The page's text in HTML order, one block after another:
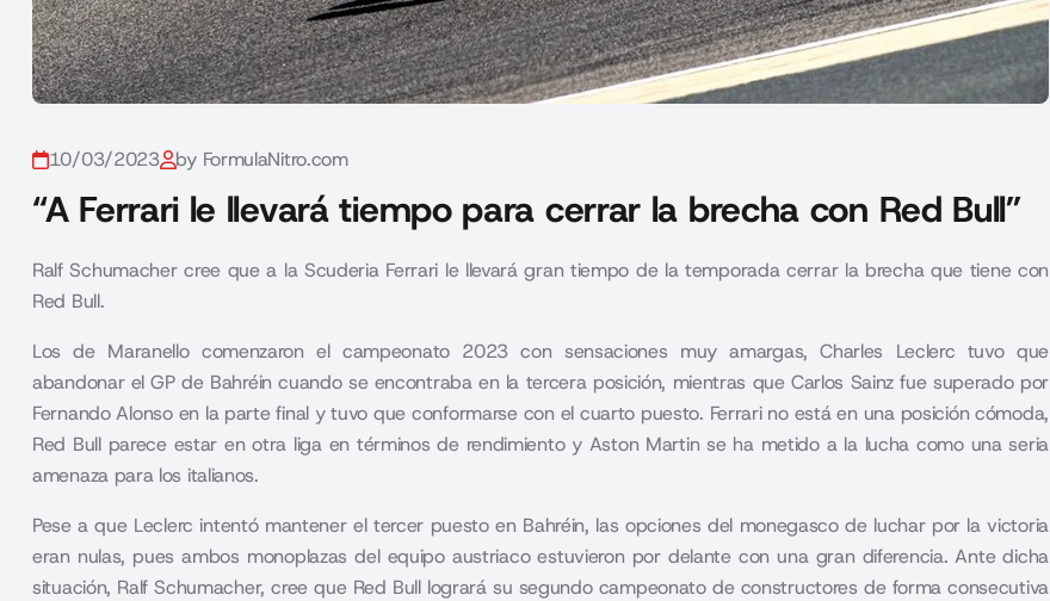
10/03/2023 by FormulaNitro.com
“A Ferrari le llevará tiempo para cerrar la brecha con Red Bull”
Ralf Schumacher cree que a la Scuderia Ferrari le llevará gran tiempo de la temporada cerrar la brecha que tiene con
Red Bull.
Los de Maranello comenzaron el campeonato 2023 con sensaciones muy amargas, Charles Leclerc tuvo que
abandonar el GP de Bahréin cuando se encontraba en la tercera posición, mientras que Carlos Sainz fue superado por
Fernando Alonso en la parte final y tuvo que conformarse con el cuarto puesto. Ferrari no está en una posición cómoda,
Red Bull parece estar en otra liga en términos de rendimiento y Aston Martin se ha metido a la lucha como una seria
amenaza para los italianos.
Pese a que Leclerc intentó mantener el tercer puesto en Bahréin, las opciones del monegasco de luchar por la victoria
eran nulas, pues ambos monoplazas del equipo austriaco estuvieron por delante con una gran diferencia. Ante dicha
situación, Ralf Schumacher, cree que Red Bull logrará su segundo campeonato de constructores de forma consecutiva